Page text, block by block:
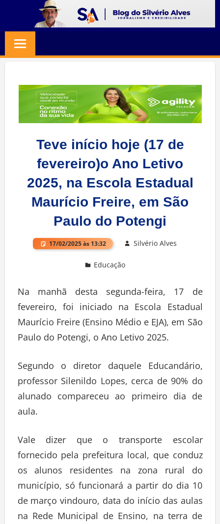
content
SILVERIO
ALVES
Jornalismo
Credibilidade
Teve início hoje (17 de
fevereiro)o Ano Letivo
2025, na Escola Estadual
Maurício Freire, em São
Paulo do Potengi
17/02/2025 às 13:32 Silvério Alves
Educação
Na manhã desta segunda-feira, 17 de
fevereiro, foi iniciado na Escola Estadual
Maurício Freire (Ensino Médio e EJA), em São
Paulo do Potengi, o Ano Letivo 2025.
Segundo o diretor daquele Educandário,
professor Silenildo Lopes, cerca de 90% do
alunado compareceu ao primeiro dia de
aula.
Vale dizer que o transporte escolar
fornecido pela prefeitura local, que conduz
os alunos residentes na zona rural do
município, só funcionará a partir do dia 10
de março vindouro, data do início das aulas
na Rede Municipal de Ensino, na terra de